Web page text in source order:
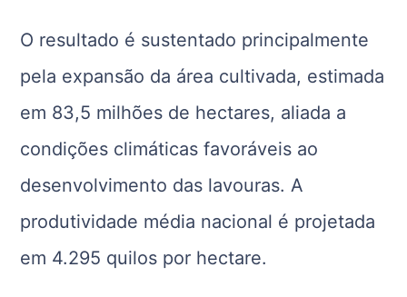
O resultado é sustentado principalmente
pela expansão da área cultivada, estimada
em 83,5 milhões de hectares, aliada a
condições climáticas favoráveis ao
desenvolvimento das lavouras. A
produtividade média nacional é projetada
em 4.295 quilos por hectare.